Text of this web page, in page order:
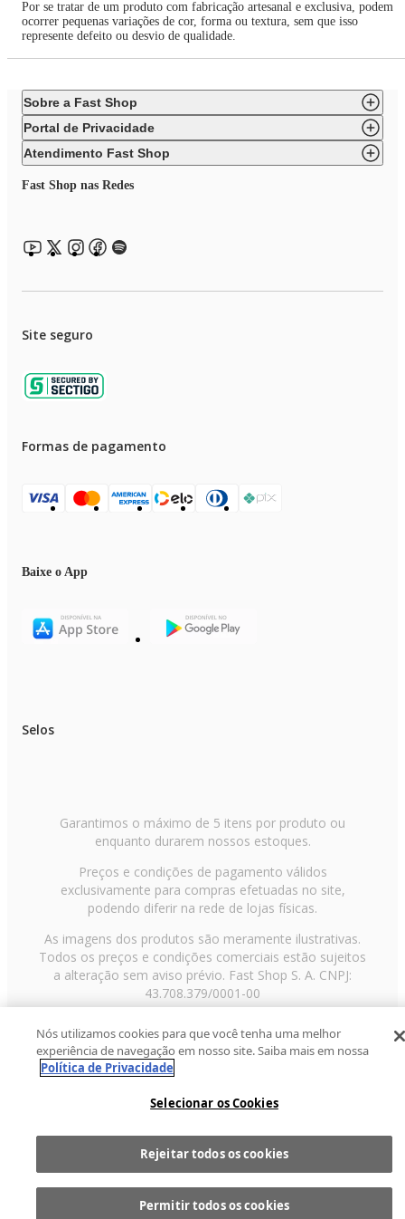
Comprar
Por se tratar de um produto com fabricação artesanal e exclusiva, podem
ocorrer pequenas variações de cor, forma ou textura, sem que isso
represente defeito ou desvio de qualidade.
Sobre a Fast Shop
Portal de Privacidade
Atendimento Fast Shop
Fast Shop nas Redes
Site seguro
Formas de pagamento
Baixe o App
Selos
Garantimos o máximo de 5 itens por produto ou
enquanto durarem nossos estoques.
Preços e condições de pagamento válidos
exclusivamente para compras efetuadas no site,
podendo diferir na rede de lojas físicas.
As imagens dos produtos são meramente ilustrativas.
Todos os preços e condições comerciais estão sujeitos
a alteração sem aviso prévio. Fast Shop S. A. CNPJ:
43.708.379/0001-00
Paulo/SP, CEP 02029-001, Telefone: 11 3003-3728 ©
2013 Fast Shop - Todos os direitos reservadosRF
Nós utilizamos cookies para que você tenha uma melhor
experiência de navegação em nosso site. Saiba mais em nossa
Política de Privacidade
Selecionar os Cookies
Rejeitar todos os cookies
Permitir todos os cookies